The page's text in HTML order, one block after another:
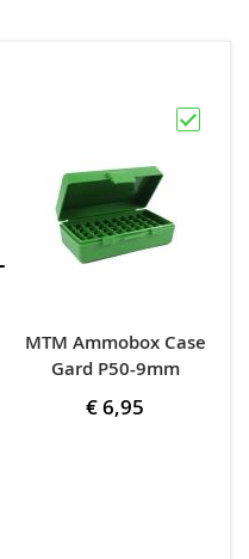
MTM Ammobox Case
Gard P50-9mm
€ 6,95